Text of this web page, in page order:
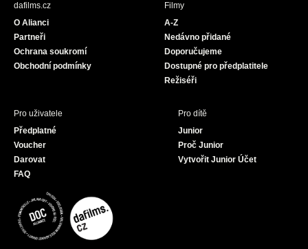
dafilms.cz
O Alianci
Partneři
Ochrana soukromí
Obchodní podmínky
Filmy
A-Z
Nedávno přidané
Doporučujeme
Dostupné pro předplatitele
Režiséři
Pro uživatele
Předplatné
Voucher
Darovat
FAQ
Pro dítě
Junior
Proč Junior
Vytvořit Junior Účet